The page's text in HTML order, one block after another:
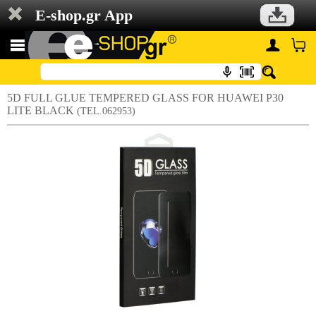
E-shop.gr App
5D FULL GLUE TEMPERED GLASS FOR HUAWEI P30
LITE BLACK (TEL.062953)